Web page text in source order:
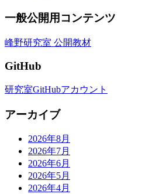
一般公開用コンテンツ
峰野研究室 公開教材
GitHub
研究室GitHubアカウント
アーカイブ
2026年8月
2026年7月
2026年6月
2026年5月
2026年4月